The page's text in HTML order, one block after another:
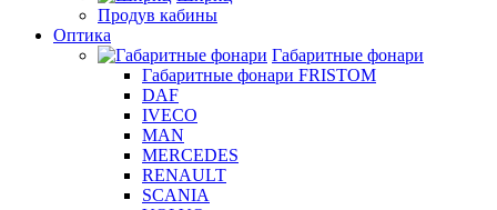
Продув кабины
Оптика
Габаритные фонари
Габаритные фонари FRISTOM
DAF
IVECO
MAN
MERCEDES
RENAULT
SCANIA